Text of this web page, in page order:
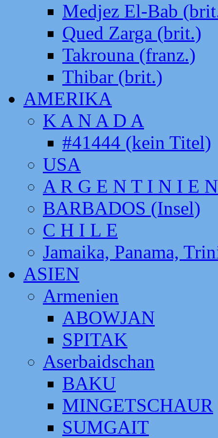
Medjez El-Bab
Qued Zarga (brit.)
Takrouna (franz.)
Thibar (brit.)
AMERIKA
K A N A D A
#41444 (kein Titel)
USA
A R G E N T I N I E N
BARBADOS (Insel)
C H I L E
Jamaika, Panama,
ASIEN
Armenien
ABOWJAN
SPITAK
Aserbaidschan
BAKU
MINGETSCHAUR
SUMGAIT